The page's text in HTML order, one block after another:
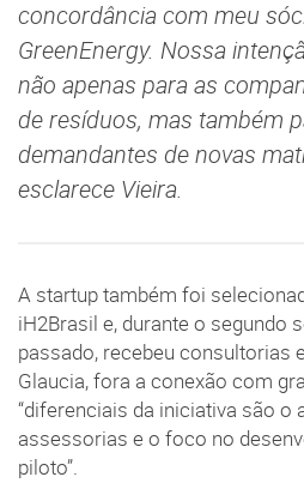
concordância com meu
GreenEnergy. Nossa
não apenas para as
de resíduos, mas também
demandantes de novas
esclarece Vieira.
A startup também foi
iH2Brasil e, durante o segundo
passado, recebeu consultorias
Glaucia, fora a conexão com
“diferenciais da iniciativa são o
assessorias e o foco no
piloto”.